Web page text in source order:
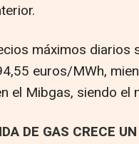
máximos diarios
euros/MWh,
el Mibgas, siendo
DE GAS CRECE